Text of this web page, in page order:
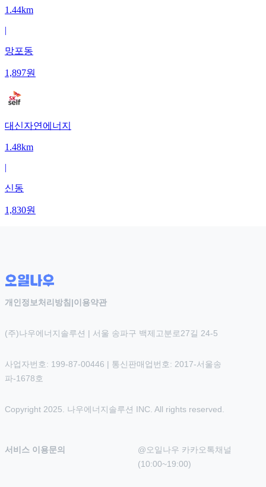
1.44km
|
망포동
1,897원
대신자연에너지
1.48km
|
신동
1,830원
개인정보처리방침 |이용약관
(주)나우에너지솔루션 | 서울 송파구 백제고분로27길 24-5
사업자번호: 199-87-00446 | 통신판매업번호: 2017-서울송
파-1678호
Copyright 2025. 나우에너지솔루션 INC. All rights reserved.
서비스 이용문의
@오일나우 카카오톡채널
(10:00~19:00)